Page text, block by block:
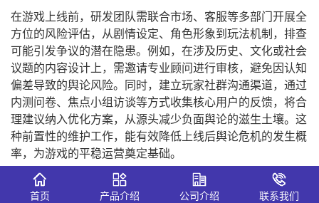
在游戏上线前，研发团队需联合市场、客服等多部门开展全
方位的风险评估，从剧情设定、角色形象到玩法机制，排查
可能引发争议的潜在隐患。例如，在涉及历史、文化或社会
议题的内容设计上，需邀请专业顾问进行审核，避免因认知
偏差导致的舆论风险。同时，建立玩家社群沟通渠道，通过
内测问卷、焦点小组访谈等方式收集核心用户的反馈，将合
理建议纳入优化方案，从源头减少负面舆论的滋生土壤。这
种前置性的维护工作，能有效降低上线后舆论危机的发生概
率，为游戏的平稳运营奠定基础。
当游戏进入正式运营阶段，游戏舆论维护的重心转向实时监
测与快速响应。
首页 产品介绍 公司介绍 联系我们